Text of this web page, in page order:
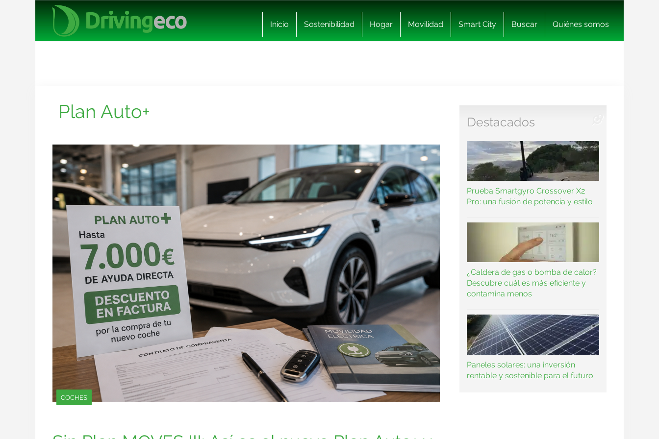
Inicio Sostenibilidad Hogar Movilidad Smart City Buscar Quiénes somos
Plan Auto+
COCHES
Destacados
Prueba Smartgyro Crossover X2
Pro: una fusión de potencia y estilo
¿Caldera de gas o bomba de calor?
Descubre cuál es más eficiente y
contamina menos
Paneles solares: una inversión
rentable y sostenible para el futuro